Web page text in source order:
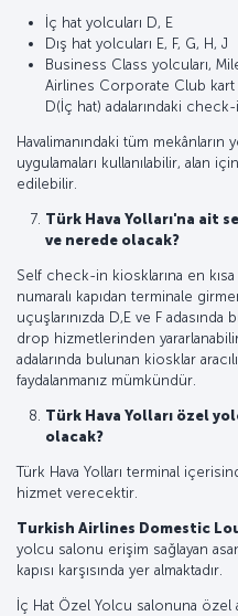
İç hat yolcuları D, E
Dış hat yolcuları E, F, G, H, J
Business Class yolcuları,
Airlines Corporate Club kart
D(İç hat) adalarındaki
Havalimanındaki tüm
uygulamaları kullanılabilir, alan
edilebilir.
Türk Hava Yolları'na ait
ve nerede olacak?
Self check-in kiosklarına en
numaralı kapıdan terminale
uçuşlarınızda D,E ve F
drop hizmetlerinden
adalarında bulunan kiosklar
faydalanmanız mümkündür.
Türk Hava Yolları özel
olacak?
Türk Hava Yolları terminal
hizmet verecektir.
Turkish Airlines Domestic
yolcu salonu erişim sağlayan
kapısı karşısında yer almaktadır.
İç Hat Özel Yolcu salonuna özel